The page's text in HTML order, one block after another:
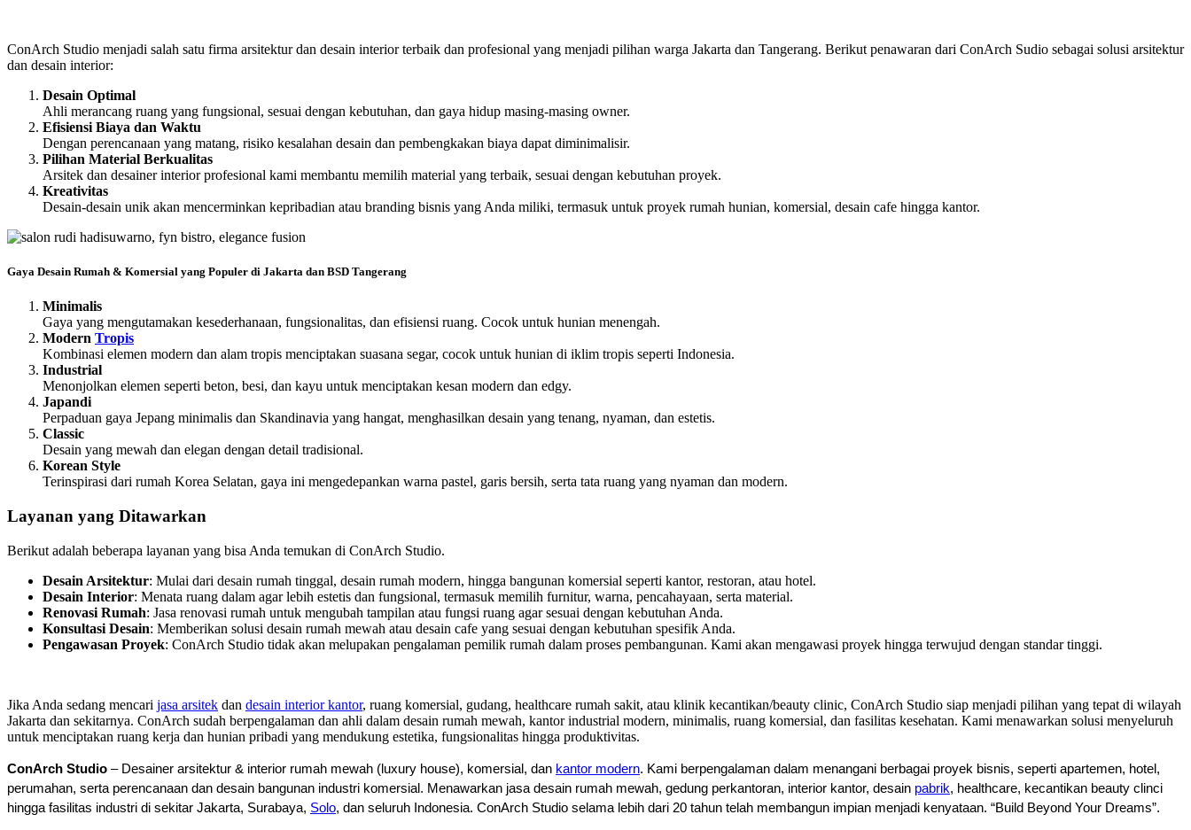
ConArch Studio menjadi salah satu firma arsitektur dan desain interior terbaik dan profesional yang menjadi pilihan warga Jakarta dan Tangerang. Berikut penawaran dari ConArch Sudio sebagai solusi arsitektur
dan desain interior:
Desain Optimal
Ahli merancang ruang yang fungsional, sesuai dengan kebutuhan, dan gaya hidup masing-masing owner.
Efisiensi Biaya dan Waktu
Dengan perencanaan yang matang, risiko kesalahan desain dan pembengkakan biaya dapat diminimalisir.
Pilihan Material Berkualitas
Arsitek dan desainer interior profesional kami membantu memilih material yang terbaik, sesuai dengan kebutuhan proyek.
Kreativitas
Desain-desain unik akan mencerminkan kepribadian atau branding bisnis yang Anda miliki, termasuk untuk proyek rumah hunian, komersial, desain cafe hingga kantor.
Gaya Desain Rumah & Komersial yang Populer di Jakarta dan BSD Tangerang
Minimalis
Gaya yang mengutamakan kesederhanaan, fungsionalitas, dan efisiensi ruang. Cocok untuk hunian menengah.
Modern Tropis
Kombinasi elemen modern dan alam tropis menciptakan suasana segar, cocok untuk hunian di iklim tropis seperti Indonesia.
Industrial
Menonjolkan elemen seperti beton, besi, dan kayu untuk menciptakan kesan modern dan edgy.
Japandi
Perpaduan gaya Jepang minimalis dan Skandinavia yang hangat, menghasilkan desain yang tenang, nyaman, dan estetis.
Classic
Desain yang mewah dan elegan dengan detail tradisional.
Korean Style
Terinspirasi dari rumah Korea Selatan, gaya ini mengedepankan warna pastel, garis bersih, serta tata ruang yang nyaman dan modern.
Layanan yang Ditawarkan
Berikut adalah beberapa layanan yang bisa Anda temukan di ConArch Studio.
Desain Arsitektur: Mulai dari desain rumah tinggal, desain rumah modern, hingga bangunan komersial seperti kantor, restoran, atau hotel.
Desain Interior: Menata ruang dalam agar lebih estetis dan fungsional, termasuk memilih furnitur, warna, pencahayaan, serta material.
Renovasi Rumah: Jasa renovasi rumah untuk mengubah tampilan atau fungsi ruang agar sesuai dengan kebutuhan Anda.
Konsultasi Desain: Memberikan solusi desain rumah mewah atau desain cafe yang sesuai dengan kebutuhan spesifik Anda.
Pengawasan Proyek: ConArch Studio tidak akan melupakan pengalaman pemilik rumah dalam proses pembangunan. Kami akan mengawasi proyek hingga terwujud dengan standar tinggi.
Jika Anda sedang mencari jasa arsitek dan desain interior kantor, ruang komersial, gudang, healthcare rumah sakit, atau klinik kecantikan/beauty clinic, ConArch Studio siap menjadi pilihan yang tepat di wilayah
Jakarta dan sekitarnya. ConArch sudah berpengalaman dan ahli dalam desain rumah mewah, kantor industrial modern, minimalis, ruang komersial, dan fasilitas kesehatan. Kami menawarkan solusi menyeluruh
untuk menciptakan ruang kerja dan hunian pribadi yang mendukung estetika, fungsionalitas hingga produktivitas.
ConArch Studio – Desainer arsitektur & interior rumah mewah (luxury house), komersial, dan kantor modern. Kami berpengalaman dalam menangani berbagai proyek bisnis, seperti apartemen, hotel,
perumahan, serta perencanaan dan desain bangunan industri komersial. Menawarkan jasa desain rumah mewah, gedung perkantoran, interior kantor, desain pabrik, healthcare, kecantikan beauty clinci
hingga fasilitas industri di sekitar Jakarta, Surabaya, Solo, dan seluruh Indonesia. ConArch Studio selama lebih dari 20 tahun telah membangun impian menjadi kenyataan. “Build Beyond Your Dreams”.